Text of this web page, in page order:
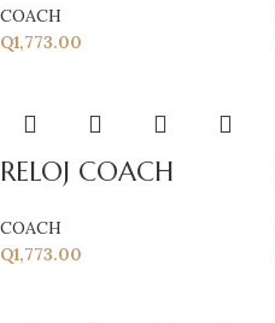
COACH
Q1,773.00
RELOJ COACH
COACH
Q1,773.00